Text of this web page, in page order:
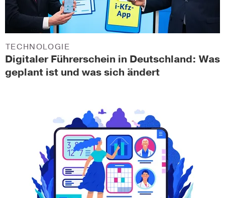
Digitaler Führerschein in Deutschland: Was
geplant ist und was sich ändert
TECHNOLOGIE